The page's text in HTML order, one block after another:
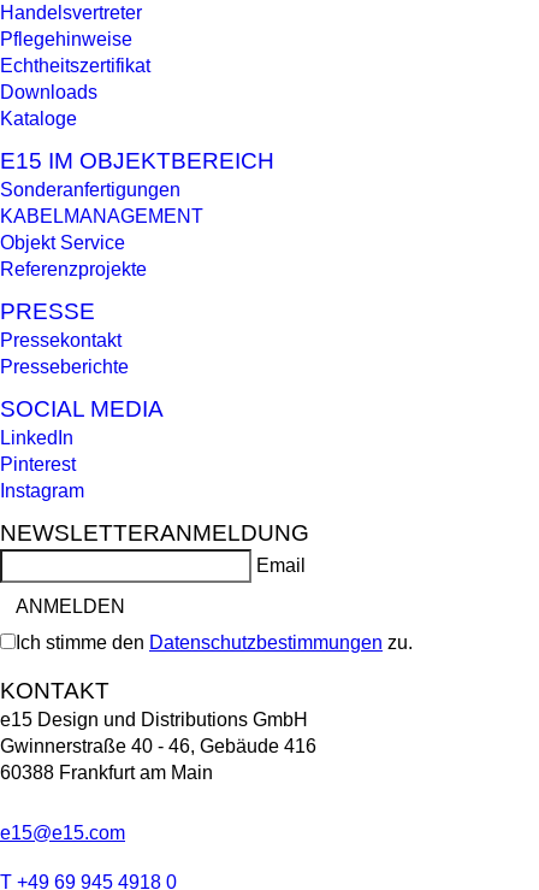
Handelsvertreter
Pflegehinweise
Echtheitszertifikat
Downloads
Kataloge
E15 IM OBJEKTBEREICH
Sonderanfertigungen
KABELMANAGEMENT
Objekt Service
Referenzprojekte
PRESSE
Pressekontakt
Presseberichte
SOCIAL MEDIA
LinkedIn
Pinterest
Instagram
NEWSLETTERANMELDUNG
Email
Ich stimme den Datenschutzbestimmungen zu.
KONTAKT
e15 Design und Distributions GmbH
Gwinnerstraße 40 - 46, Gebäude 416
60388 Frankfurt am Main
e15@e15.com
T +49 69 945 4918 0